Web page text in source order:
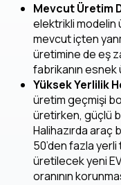
Mevcut Üretim
elektrikli modelin
mevcut içten
üretimine de eş
fabrikanın
Yüksek Yerlilik
üretim geçmişi
üretirken, güçlü
Halihazırda araç
50’den fazla
üretilecek yeni
oranının